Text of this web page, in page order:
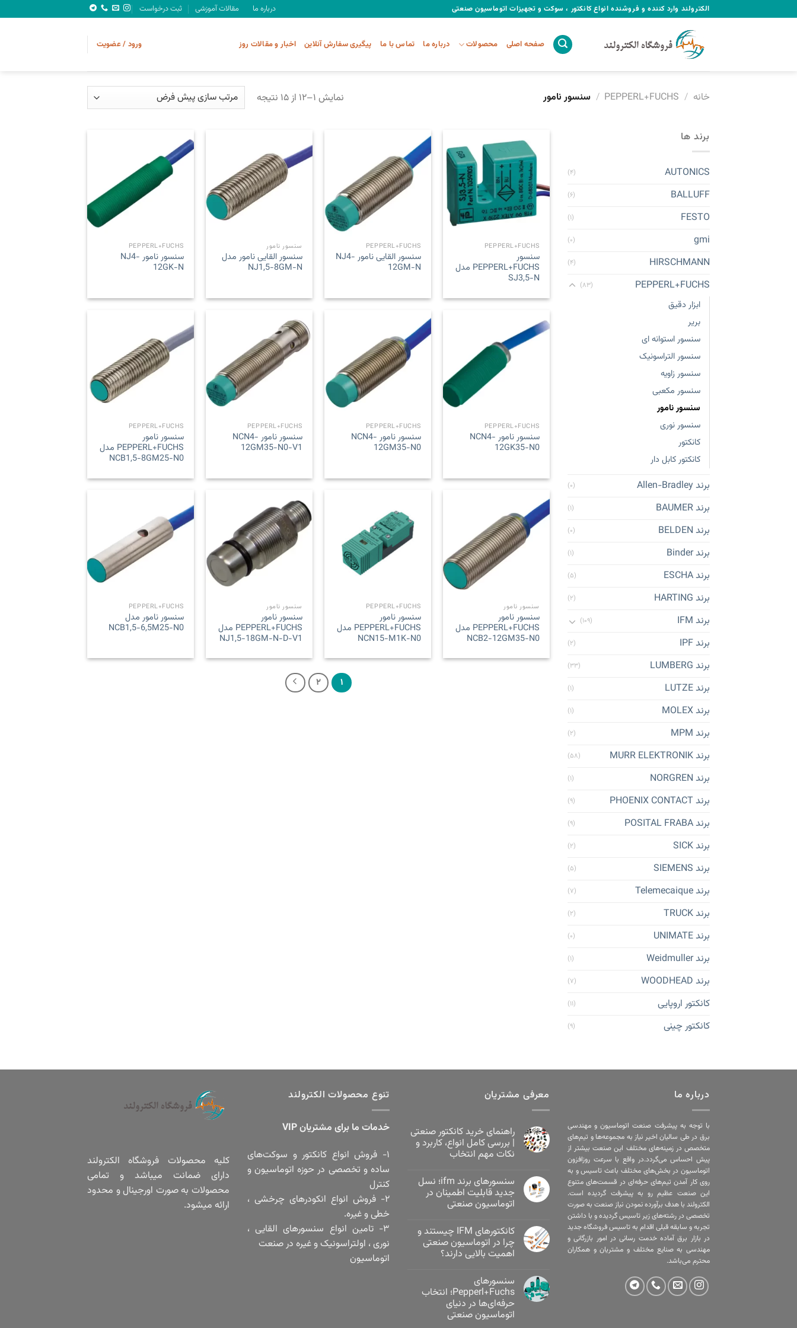
to
الکترولند وارد کننده و فروشنده انواع کانکتور ، سوکت و تجهیزات اتوماسیون صنعتی درباره ما مقالات آموزشی ثبت درخواست
صفحه اصلی محصولات درباره ما تماس با ما پیگیری سفارش آنلاین اخبار و مقالات روز ورود / عضویت
خانه /
PEPPERL+FUCHS
/ سنسور نامور نمایش ۱–۱۲ از ۱۵ نتیجه
برند ها
AUTONICS (۴)
BALLUFF (۶)
FESTO (۱)
gmi (۰)
HIRSCHMANN (۴)
PEPPERL+FUCHS (۸۳)
ابزار دقیق
بریر
سنسور استوانه ای
سنسور التراسونیک
سنسور زاویه
سنسور مکعبی
سنسور نامور
سنسور نوری
کانکتور
کانکتور کابل دار
برند Allen-Bradley (۰)
برند BAUMER (۱)
برند BELDEN (۰)
برند Binder (۱)
برند ESCHA (۵)
برند HARTING (۲)
برند IFM (۱۰۹)
برند IPF (۲)
برند LUMBERG (۳۳)
برند LUTZE (۱)
برند MOLEX (۱)
برند MPM (۲)
برند MURR ELEKTRONIK (۵۸)
برند NORGREN (۱)
برند PHOENIX CONTACT (۹)
برند POSITAL FRABA (۹)
برند SICK (۲)
برند SIEMENS (۵)
برند Telemecaique (۷)
برند TRUCK (۲)
برند UNIMATE (۰)
برند Weidmuller (۱)
برند WOODHEAD (۷)
کانکتور اروپایی (۱۱)
کانکتور چینی (۹)
Add to
wishlist
PEPPERL+FUCHS
سنسور
PEPPERL+FUCHS مدل
SJ3,5-N
wishlist
PEPPERL+FUCHS
سنسور القایی نامور NJ4-
12GM-N
Add to
wishlist
سنسور نامور
سنسور القایی نامور مدل
NJ1,5-8GM-N
wishlist
PEPPERL+FUCHS
سنسور نامور NJ4-
12GK-N
Add to
wishlist
PEPPERL+FUCHS
سنسور نامور NCN4-
12GK35-N0
Add to
wishlist
PEPPERL+FUCHS
سنسور نامور NCN4-
12GM35-N0
Add to
wishlist
PEPPERL+FUCHS
سنسور نامور NCN4-
12GM35-N0-V1
Add to
wishlist
PEPPERL+FUCHS
سنسور نامور
PEPPERL+FUCHS مدل
NCB1,5-8GM25-N0
Add to
wishlist
سنسور نامور
سنسور نامور
PEPPERL+FUCHS مدل
NCB2-12GM35-N0
Add to
wishlist
PEPPERL+FUCHS
سنسور نامور
PEPPERL+FUCHS مدل
NCN15-M1K-N0
Add to
wishlist
سنسور نامور
سنسور نامور
PEPPERL+FUCHS مدل
NJ1,5-18GM-N-D-V1
wishlist
PEPPERL+FUCHS
سنسور نامور مدل
NCB1,5-6,5M25-N0
۱ ۲
درباره ما
با توجه به پیشرفت صنعت اتوماسیون و مهندسی
برق در طی سالیان اخیر نیاز به مجموعه‌ها و تیم‌های
متخصص در زمینه‌های مختلف این صنعت بیشتر از
پیش احساس می‌گردد.در واقع با سرعت روزافزون
اتوماسیون در بخش‌های مختلف باعث تاسیس و به
روی کار آمدن تیم‌های حرفه‌ای در قسمت‌های متنوع
این صنعت عظیم رو به پیشرفت گردیده است.
الکترولند با هدف برآورده نمودن نیاز صنعت به صورت
تخصصی در رشته‌های زیر تاسیس گردیده و با داشتن
تجربه و سابقه قبلی اقدام به تاسیس فروشگاه جدید
در بازار برق آماده خدمت رسانی در امور بازرگانی و
مهندسی به صنایع مختلف و مشتریان و همکاران
محترم می‌باشد.
معرفی مشتریان
راهنمای خرید کانکتور صنعتی
| بررسی کامل انواع، کاربرد و
نکات مهم انتخاب
سنسورهای برند ifm؛ نسل
جدید قابلیت اطمینان در
اتوماسیون صنعتی
کانکتورهای IFM چیستند و
چرا در اتوماسیون صنعتی
اهمیت بالایی دارند؟
سنسورهای
Pepperl+Fuchs؛ انتخاب
حرفه‌ای‌ها در دنیای
اتوماسیون صنعتی
تنوع محصولات الکترولند
خدمات ما برای مشتریان VIP
۱- فروش انواع کانکتور و سوکت‌های
ساده و تخصصی در حوزه اتوماسیون و
کنترل
۲- فروش انواع انکودرهای چرخشی ،
خطی و غیره.
۳- تامین انواع سنسورهای القایی ،
نوری ، اولتراسونیک و غیره در صنعت
اتوماسیون
کلیه محصولات فروشگاه الکترولند
دارای ضمانت میباشد و تمامی
محصولات به صورت اورجینال و محدود
ارائه میشود.